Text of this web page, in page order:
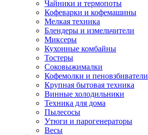
Чайники и термопоты
Кофеварки и кофемашины
Мелкая техника
Блендеры и измельчители
Миксеры
Кухонные комбайны
Тостеры
Соковыжималки
Кофемолки и пеновзбиватели
Крупная бытовая техника
Винные холодильники
Техника для дома
Пылесосы
Утюги и парогенераторы
Весы